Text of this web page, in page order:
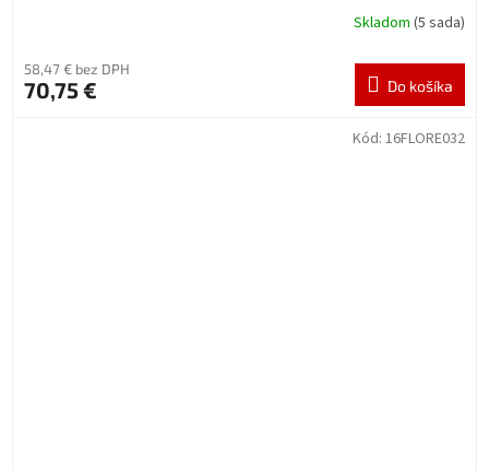
Skladom (5 sada)
58,47 € bez DPH
70,75 € Do košíka
Kód: 16FLORE032